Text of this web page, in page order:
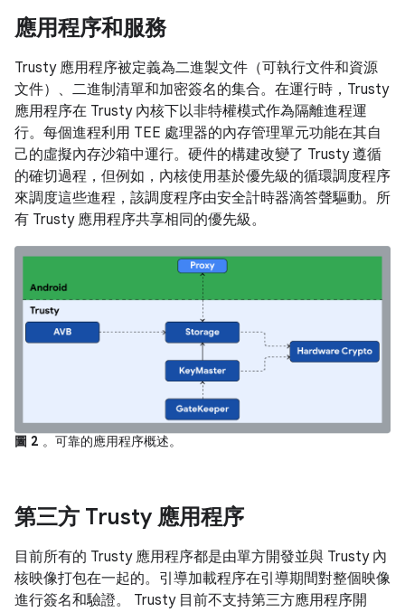
應用程序和服務
Trusty 應用程序被定義為二進製文件（可執行文件和資源
文件）、二進制清單和加密簽名的集合。在運行時，Trusty
應用程序在 Trusty 內核下以非特權模式作為隔離進程運
行。每個進程利用 TEE 處理器的內存管理單元功能在其自
己的虛擬內存沙箱中運行。硬件的構建改變了 Trusty 遵循
的確切過程，但例如，內核使用基於優先級的循環調度程序
來調度這些進程，該調度程序由安全計時器滴答聲驅動。所
有 Trusty 應用程序共享相同的優先級。
圖 2 。可靠的應用程序概述。
第三方 Trusty 應用程序
目前所有的 Trusty 應用程序都是由單方開發並與 Trusty 內
核映像打包在一起的。引導加載程序在引導期間對整個映像
進行簽名和驗證。 Trusty 目前不支持第三方應用程序開